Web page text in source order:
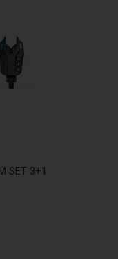
SET 3+1